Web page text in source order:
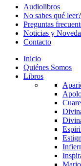
Audiolibros
No sabes qué leer?
Preguntas
Noticias y
Contacto
Inicio
Quiénes Somos
Libros